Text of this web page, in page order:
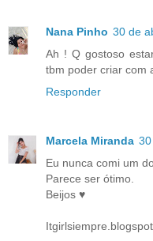
Nana Pinho 30 de
Ah ! Q gostoso
tbm poder criar com
Responder
Marcela Miranda
Eu nunca comi um
Parece ser ótimo.
Beijos ♥